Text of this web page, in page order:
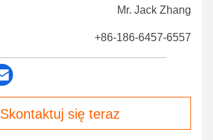
Mr. Jack Zhang
+86-186-6457-6557
Skontaktuj się teraz